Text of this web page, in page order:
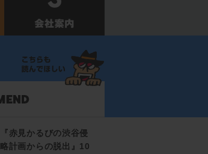
『赤見かるびの渋谷侵
略計画からの脱出』10